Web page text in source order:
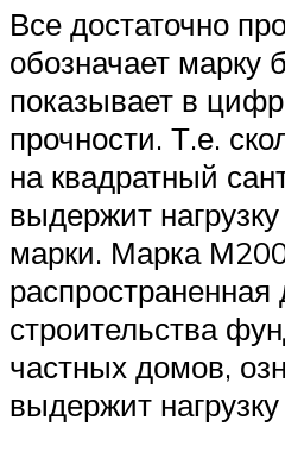
Все достаточно
обозначает марку
показывает в
прочности. Т.е.
на квадратный
выдержит
марки. Марка
распространенная
строительства
частных домов,
выдержит